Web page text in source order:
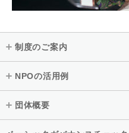
制度のご案内
NPOの活用例
団体概要